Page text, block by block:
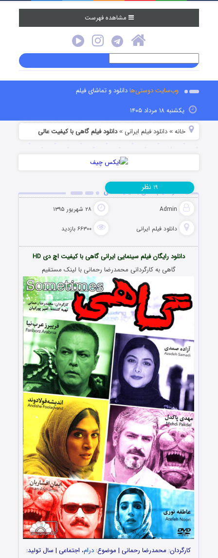
مشاهده فهرست
وب‌سایت دوستی‌هادانلود و تماشای فیلم
یکشنبه ۱۸ مرداد ۱۴۰۵
خانه »دانلود فیلم‌ ایرانی »دانلود فیلم گاهی با کیفیت عالی
دانلود فیلم گاهی با کیفیت عالی
Admin ۲۸ شهریور ۱۳۹۵
دانلود فیلم‌ ایرانی ۶۶۳۰۰ بازدید
۱۹ نظر
دانلود رایگانفیلمسینمایی ایرانی گاهی با کیفیت اچ دی HD
گاهی به کارگردانی محمدرضا رحمانی با لینک مستقیم
کارگردان: محمدرضا رحمانی | موضوع: درام، اجتماعی | سال تولید: